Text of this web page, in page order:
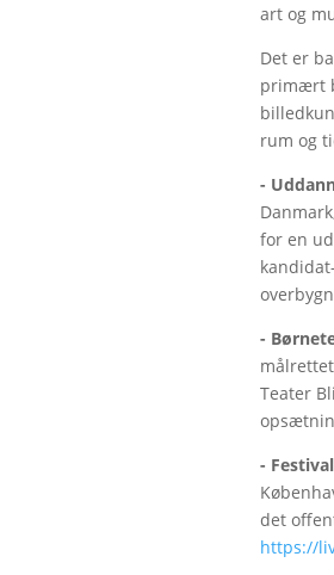
art og
Det er
primært
rum og
-
for en
-
Teater
-
det
https://